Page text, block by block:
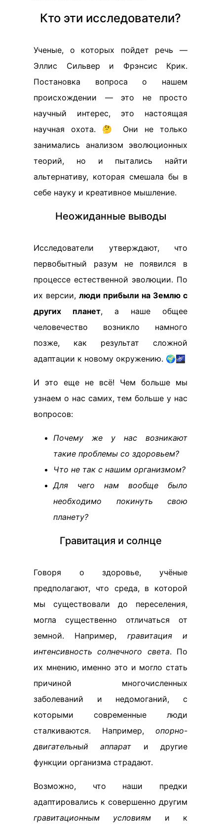
Кто эти исследователи?
Ученые, о которых пойдет речь —
Эллис Сильвер и Фрэнсис Крик.
Постановка вопроса о нашем
происхождении — это не просто
научный интерес, это настоящая
научная охота. 🤔 Они не только
занимались анализом эволюционных
теорий, но и пытались найти
альтернативу, которая смешала бы в
себе науку и креативное мышление.
Неожиданные выводы
Исследователи утверждают, что
первобытный разум не появился в
процессе естественной эволюции. По
их версии, люди прибыли на Землю с
других планет, а наше общее
человечество возникло намного
позже, как результат сложной
адаптации к новому окружению. 🌍🌌
И это еще не всё! Чем больше мы
узнаем о нас самих, тем больше у нас
вопросов:
Почему же у нас возникают
такие проблемы со здоровьем?
Что не так с нашим организмом?
Для чего нам вообще было
необходимо покинуть свою
планету?
Гравитация и солнце
Говоря о здоровье, учёные
предполагают, что среда, в которой
мы существовали до переселения,
могла существенно отличаться от
земной. Например, гравитация и
интенсивность солнечного света. По
их мнению, именно это и могло стать
причиной многочисленных
заболеваний и недомоганий, с
которыми современные люди
сталкиваются. Например, опорно-
двигательный аппарат и другие
функции организма страдают.
Возможно, что наши предки
адаптировались к совершенно другим
гравитационным условиям и к